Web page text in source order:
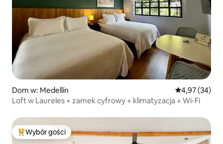
Dom w: Medellín Średnia
4,97 (34)
Loft w Laureles + zamek cyfrowy + klimatyzacja + Wi-Fi
Najpopularniejsze z kategorii Wybór gości
Wybór gości